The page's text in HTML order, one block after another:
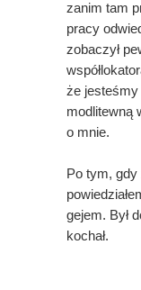
zanim tam
pracy
zobaczył
że jesteśmy
modlitewną
o mnie.
Po tym, gdy
gejem. Był
kochał.